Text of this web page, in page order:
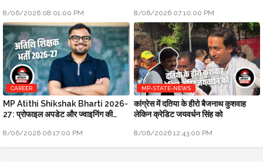
8/06/2026 08:01:00 PM 8/06/2026 07:10:00 PM
CAREER
MP Atithi Shikshak Bharti 2026-
27: प्रोफाइल अपडेट और ज्वाइनिंग की
8/06/2026 06:17:00 PM
MP-STATE-NEWS
कांग्रेस में दतिया के हीरो बैजनाथ कुशवाह
लेकिन क्रेडिट जयवर्धन सिंह को
8/06/2026 12:43:00 PM